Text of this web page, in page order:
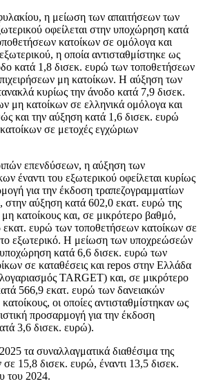
η μείωση των απαιτήσεων των
οφείλεται στην υποχώρηση κατά
κατοίκων σε ομόλογα και
η οποία αντισταθμίστηκε ως
κατά 1,8 δισεκ. ευρώ των τοποθετήσεων
μη κατοίκων. Η αύξηση των
κυρίως την άνοδο κατά 7,9 δισεκ.
μη κατοίκων σε ελληνικά ομόλογα και
και την αύξηση κατά 1,6 δισεκ. ευρώ
σε μετοχές εγχώριων
επενδύσεων, η αύξηση των
έναντι του εξωτερικού οφείλεται κυρίως
για την έκδοση τραπεζογραμματίων
στην αύξηση κατά 602,0 εκατ. ευρώ της
κατοίκους και, σε μικρότερο βαθμό,
ευρώ των τοποθετήσεων κατοίκων σε
εξωτερικό. Η μείωση των υποχρεώσεών
υποχώρηση κατά 6,6 δισεκ. ευρώ των
σε καταθέσεις και repos στην Ελλάδα
TARGET) και, σε μικρότερο
566,9 εκατ. ευρώ των δανειακών
οι οποίες αντισταθμίστηκαν ως
προσαρμογή για την έκδοση
3,6 δισεκ. ευρώ).
τα συναλλαγματικά διαθέσιμα της
15,8 δισεκ. ευρώ, έναντι 13,5 δισεκ.
του 2024.